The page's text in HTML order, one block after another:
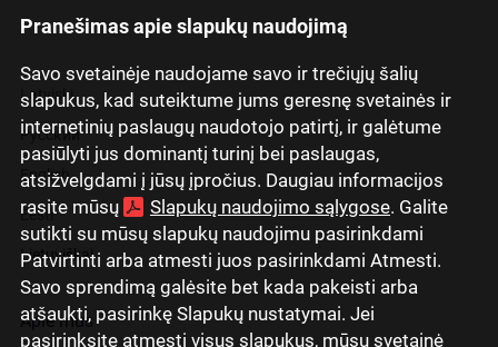
Pranešimas apie slapukų naudojimą
Savo svetainėje naudojame savo ir trečiųjų šalių
slapukus, kad suteiktume jums geresnę svetainės ir
internetinių paslaugų naudotojo patirtį, ir galėtume
pasiūlyti jus dominantį turinį bei paslaugas,
atsižvelgdami į jūsų įpročius. Daugiau informacijos
rasite mūsų
Slapukų naudojimo sąlygose. Galite
sutikti su mūsų slapukų naudojimu pasirinkdami
Patvirtinti arba atmesti juos pasirinkdami Atmesti.
Savo sprendimą galėsite bet kada pakeisti arba
atšaukti, pasirinkę Slapukų nustatymai. Jei
pasirinksite atmesti visus slapukus, mūsų svetainė
Latviski
Русский
English
Eesti
Lietuviškai
Apie mus